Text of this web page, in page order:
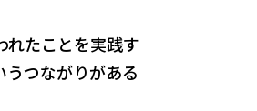
れたことを実践す
つながりがある